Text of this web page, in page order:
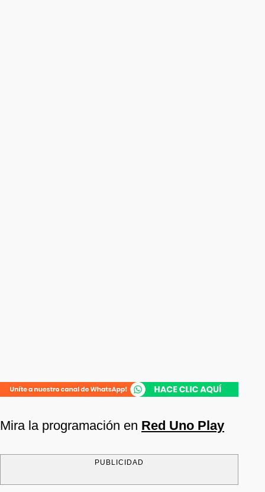
Mira la programación en Red Uno Play
PUBLICIDAD